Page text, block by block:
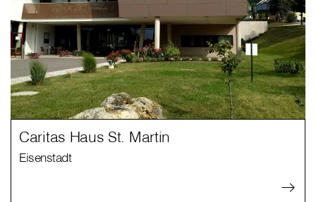
Caritas Haus St. Martin
Eisenstadt